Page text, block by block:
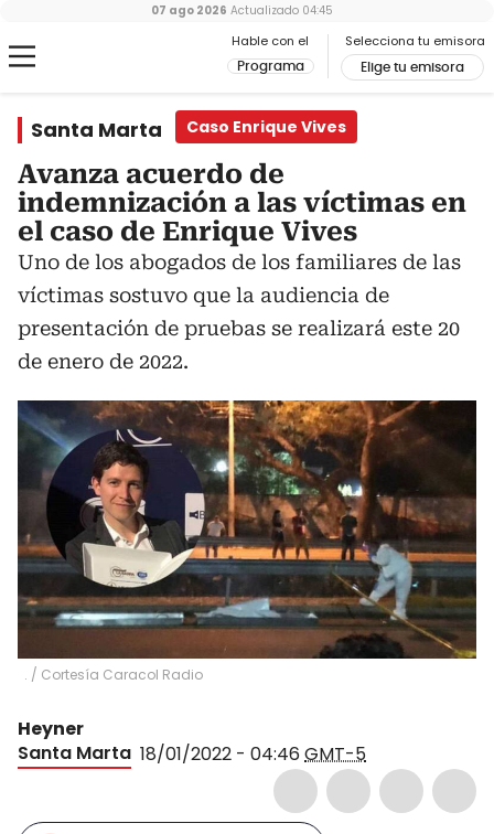
Hable con el
Programa
Selecciona tu emisora
Elige tu emisora
07 ago 2026 Actualizado 04:45
Santa Marta Caso Enrique Vives
Avanza acuerdo de
indemnización a las víctimas en
el caso de Enrique Vives
Uno de los abogados de los familiares de las
víctimas sostuvo que la audiencia de
presentación de pruebas se realizará este 20
de enero de 2022.
. / Cortesía Caracol Radio
Heyner
Santa Marta 18/01/2022 - 04:46 GMT-5